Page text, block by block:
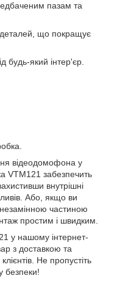
пазам та
деталей, що покращує
будь-який інтер'єр.
відеодомофона у
VTM121 забезпечить
внутрішні
Або, якщо ви
частиною
простим і швидким.
у нашому інтернет-
з доставкою та
Не пропустіть
безпеки!